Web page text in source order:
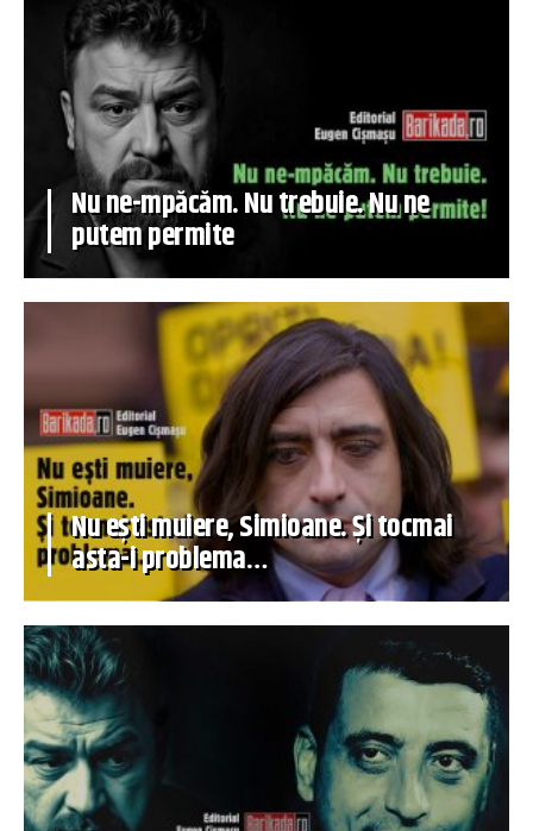
Nu ne-mpăcăm. Nu trebuie. Nu ne
putem permite
Nu ești muiere, Simioane. Și tocmai
asta-i problema…